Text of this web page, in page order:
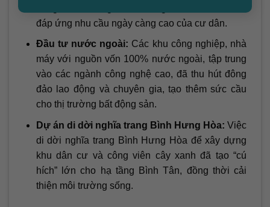
đáp ứng nhu cầu ngày càng cao của cư dân.
Đầu tư nước ngoài: Các khu công nghiệp, nhà
máy với nguồn vốn 100% nước ngoài, tập trung
vào các ngành công nghệ cao, đã thu hút đông
đảo lao động và chuyên gia, tạo thêm sức cầu
cho thị trường bất động sản.
Dự án di dời nghĩa trang Bình Hưng Hòa: Việc
di dời nghĩa trang Bình Hưng Hòa để xây dựng
khu dân cư và công viên cây xanh đã tạo “cú
hích” lớn cho hạ tầng Bình Tân, đồng thời cải
thiện môi trường sống.